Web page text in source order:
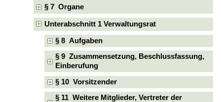
§ 7 Organe
Unterabschnitt 1 Verwaltungsrat
§ 8 Aufgaben
§ 9 Zusammensetzung, Beschlussfassung,
Einberufung
§ 10 Vorsitzender
§ 11 Weitere Mitglieder, Vertreter der